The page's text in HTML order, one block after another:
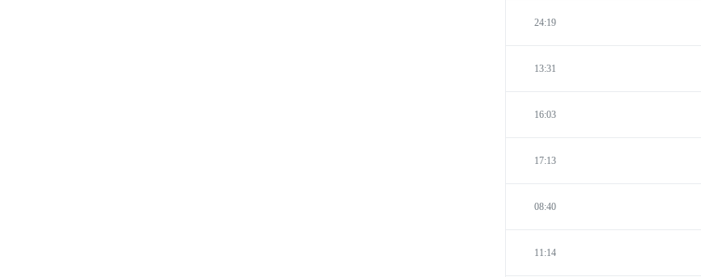
24:19
13:31
16:03
17:13
08:40
11:14